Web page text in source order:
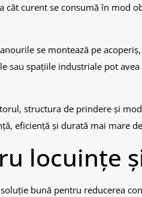
curent se consumă în mod
se montează pe
spațiile industriale pot
structura de prindere și
eficiență și durată mai mare
locuințe
bună pentru reducerea